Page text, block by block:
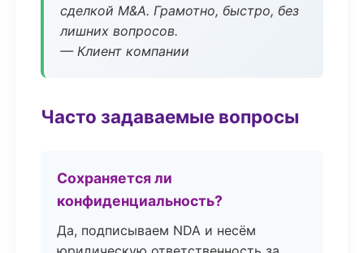
сделкой M&A. Грамотно, быстро, без
лишних вопросов.
— Клиент компании
Часто задаваемые вопросы
Сохраняется ли
конфиденциальность?
Да, подписываем NDA и несём